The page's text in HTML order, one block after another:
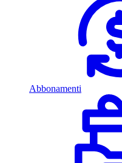
Abbonamenti